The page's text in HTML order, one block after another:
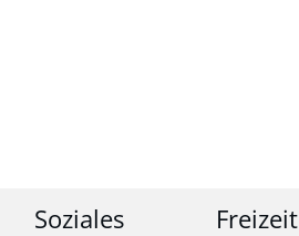
Soziales Freizeit